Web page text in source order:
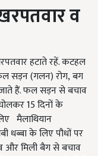
व
हटाते रहें. कटहल
सड़न (गलन) रोग, बग
जाते हैं. फल सड़न से बचाव
15 दिनों के
मैलाथियान
धब्बा के लिए पौधों पर
और मिली बैग से बचाव